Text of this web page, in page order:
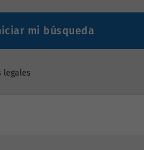
mi búsqueda
legales